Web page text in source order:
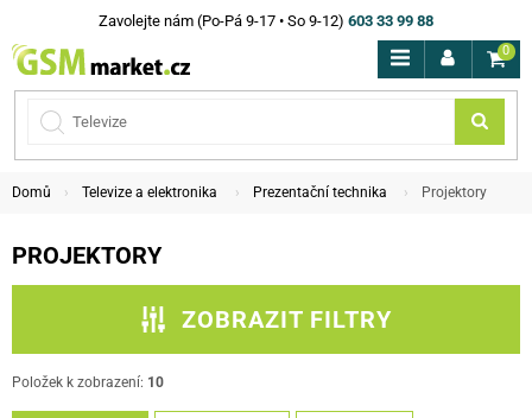
Zavolejte nám (Po-Pá 9-17 • So 9-12) 603 33 99 88
0
Domů Televize a elektronika Prezentační technika Projektory
PROJEKTORY
ZOBRAZIT FILTRY
ZPĚT NA PREZENTAČNÍ TECHNIKA
Položek k zobrazení: 10